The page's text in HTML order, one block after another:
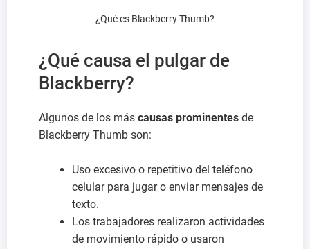
¿Qué es Blackberry Thumb?
¿Qué causa el pulgar de
Blackberry?
Algunos de los más causas prominentes de
Blackberry Thumb son:
Uso excesivo o repetitivo del teléfono
celular para jugar o enviar mensajes de
texto.
Los trabajadores realizaron actividades
de movimiento rápido o usaron